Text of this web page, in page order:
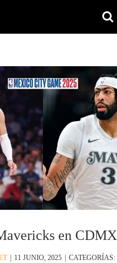
en CDMX
| 11 JUNIO, 2025 | CATEGORÍAS: